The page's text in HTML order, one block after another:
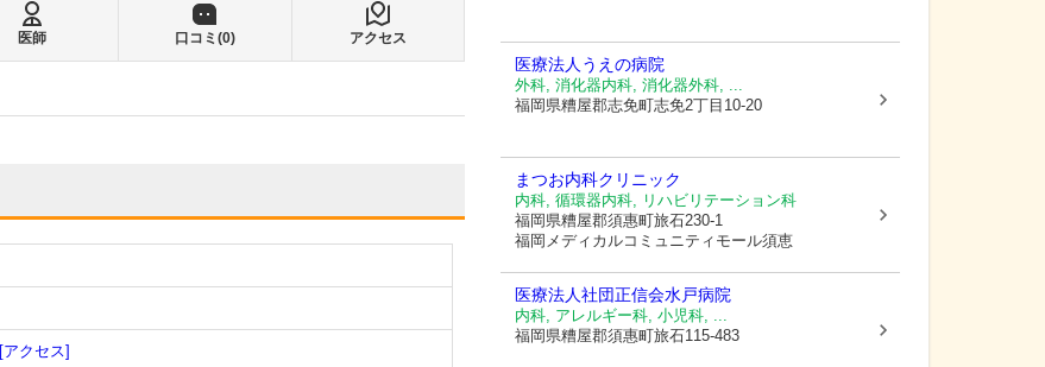
医師 口コミ(0) アクセス
[アクセス]
医療法人 うえの病院
外科, 消化器内科, 消化器外科, ...
福岡県糟屋郡志免町志免2丁目10-20
まつお内科クリニック
内科, 循環器内科, リハビリテーション科
福岡県糟屋郡須惠町旅石230-1
福岡メディカルコミュニティモール須恵
医療法人社団正信会水戸病院
内科, アレルギー科, 小児科, ...
福岡県糟屋郡須惠町旅石115-483